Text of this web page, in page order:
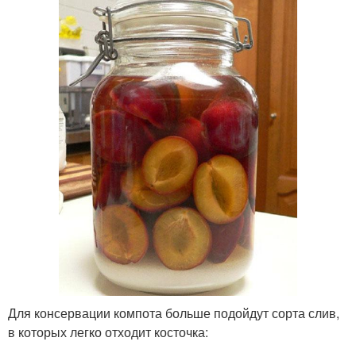
Для консервации компота больше подойдут сорта слив,
в которых легко отходит косточка: